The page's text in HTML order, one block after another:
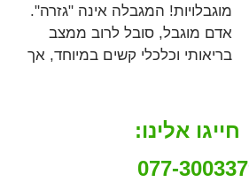
מוגבלויות! המגבלה אינה "גזרה".
אדם מוגבל, סובל לרוב ממצב
בריאותי וכלכלי קשים במיוחד, אך
חייגו אלינו:
077-